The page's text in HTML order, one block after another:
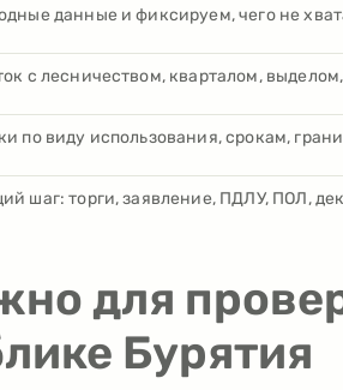
данные и фиксируем, чего не
с лесничеством, кварталом,
по виду использования, срокам,
шаг: торги, заявление, ПДЛУ, ПОЛ,
для
Бурятия